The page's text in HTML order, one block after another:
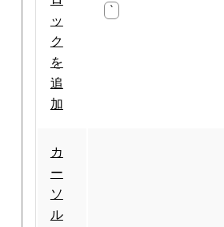
ッ
ク
を
追
加
`
カ
ー
ソ
ル